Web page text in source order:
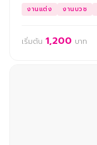
งานแต่ง งานบวช
เริ่มต้น 1,200 บาท